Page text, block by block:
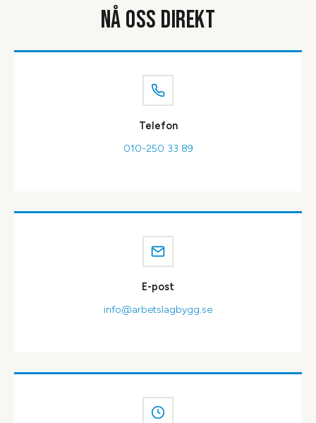
NÅ OSS DIREKT
Telefon
010-250 33 89
E-post
info@arbetslagbygg.se